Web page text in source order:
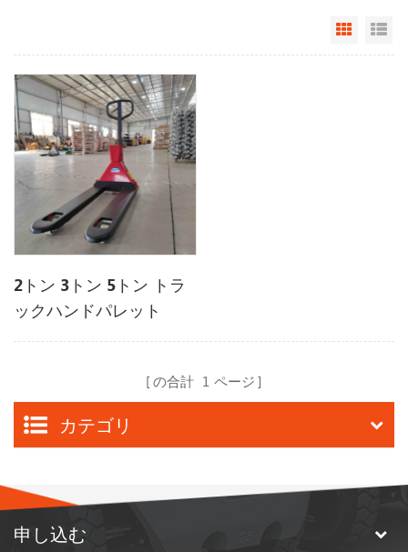
Grid
2トン 3トン 5トン トラ
ックハンドパレット
の合計 1 ページ
カテゴリ
申し込む